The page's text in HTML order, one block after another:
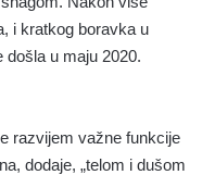
i kratkog boravka u
došla u maju 2020.
razvijem važne funkcije
dodaje, „telom i dušom